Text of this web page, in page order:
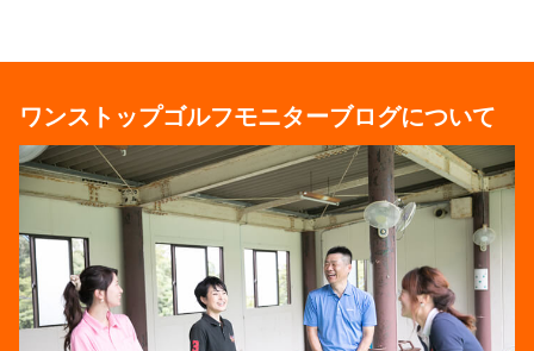
ワンストップゴルフモニターブログについて